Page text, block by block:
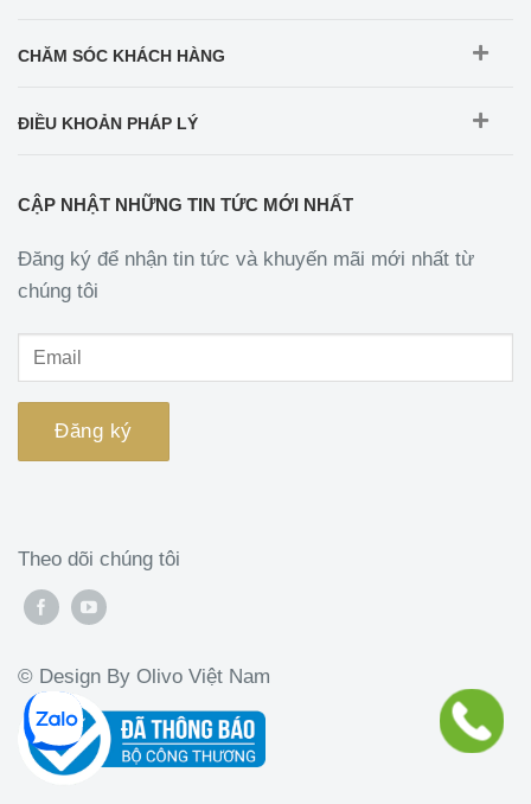
CHĂM SÓC KHÁCH HÀNG
ĐIỀU KHOẢN PHÁP LÝ
CẬP NHẬT NHỮNG TIN TỨC MỚI NHẤT
Đăng ký để nhận tin tức và khuyến mãi mới nhất từ
chúng tôi
© Design By Olivo Việt Nam
Theo dõi chúng tôi